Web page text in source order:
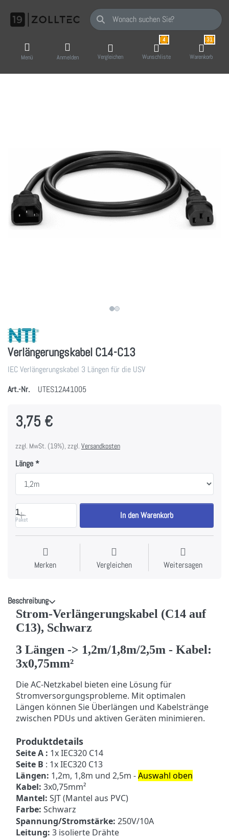
Geben Sie einen Suchbegriff ein. Während
Menü Anmelden Vergleichen
4
Wunschliste
31
Warenkorb
Verlängerungskabel C14-C13
IEC Verlängerungskabel 3 Längen für die USV
Art.-Nr.
UTES12A41005
3,75 €
zzgl. MwSt. (19%), zzgl. Versandkosten
Länge
1
Paket In den Warenkorb
Merken Vergleichen Weitersagen
Beschreibung
Strom-Verlängerungskabel (C14 auf
C13), Schwarz
3 Längen -> 1,2m/1,8m/2,5m - Kabel:
3x0,75mm²
Die AC-Netzkabel bieten eine Lösung für
Stromversorgungsprobleme. Mit optimalen
Längen können Sie Überlängen und Kabelstränge
zwischen PDUs und aktiven Geräten minimieren.
Produktdetails
Seite A : 1x IEC320 C14
Seite B : 1x IEC320 C13
Längen: 1,2m, 1,8m und 2,5m -Auswahl oben
Kabel: 3x0,75mm²
Mantel: SJT (Mantel aus PVC)
Farbe: Schwarz
Spannung/Stromstärke: 250V/10A
Leitung: 3 isolierte Drähte